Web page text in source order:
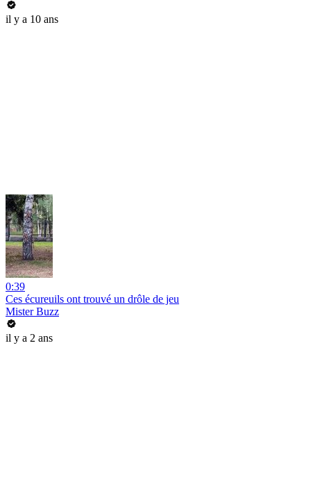
il y a 10 ans
0:39
Ces écureuils ont trouvé un drôle de jeu
Mister Buzz
il y a 2 ans